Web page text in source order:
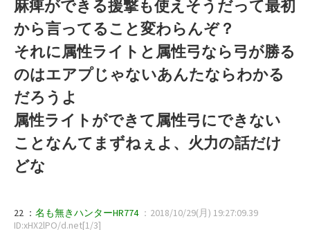
麻痺ができる援撃も使えそうだって最初
から言ってること変わらんぞ？
それに属性ライトと属性弓なら弓が勝る
のはエアプじゃないあんたならわかる
だろうよ
属性ライトができて属性弓にできない
ことなんてまずねぇよ、火力の話だけ
どな
22 ： 名も無きハンターHR774 ：2018/10/29(月) 19:27:09.39
ID:xHX2lPO/d.net[1/3]